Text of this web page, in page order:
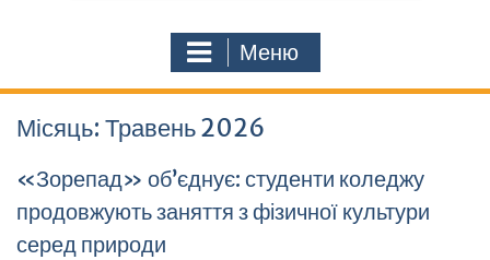
Меню
Місяць: Травень 2026
«Зорепад» об’єднує: студенти коледжу
продовжують заняття з фізичної культури
серед природи